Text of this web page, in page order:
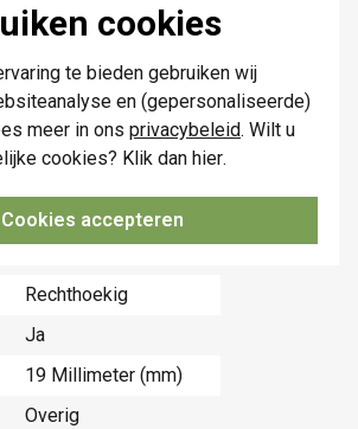
cookies
te bieden gebruiken wij
en (gepersonaliseerde)
meer in ons privacybeleid. Wilt u
cookies? Klik dan hier.
Cookies accepteren
Opbouw
Wit
54 Millimeter (mm)
Rechthoekig
Ja
19 Millimeter (mm)
Overig